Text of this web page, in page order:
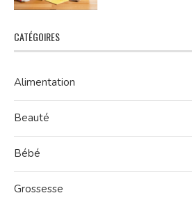
CATÉGOIRES
Alimentation
Beauté
Bébé
Grossesse